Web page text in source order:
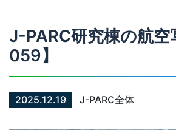
J-PARC研究棟の航
059】
2025.12.19 J-PARC全体